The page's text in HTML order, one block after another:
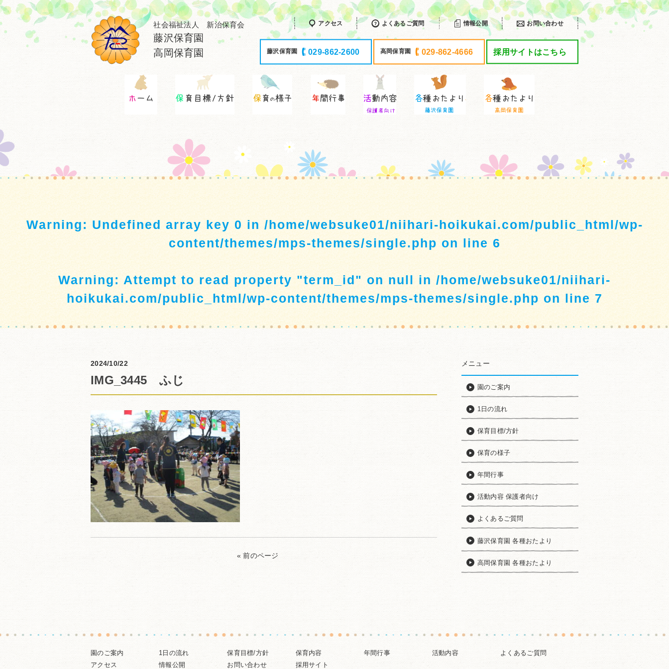
社会福祉法人 新治保育会
藤沢保育園
高岡保育園
アクセス よくあるご質問 情報公開 お問い合わせ
藤沢保育園 029-862-2600 高岡保育園 029-862-4666 採用サイトはこちら
Warning: Undefined array key 0 in/home/websuke01/niihari-hoikukai.com/public_html/wp-
content/themes/mps-themes/single.phpon line6
Warning: Attempt to read property "term_id" on null in/home/websuke01/niihari-
hoikukai.com/public_html/wp-content/themes/mps-themes/single.phpon line7
2024/10/22
IMG_3445 ふじ
« 前のページ
メニュー
園のご案内
1日の流れ
保育目標/方針
保育の様子
年間行事
活動内容 保護者向け
よくあるご質問
藤沢保育園 各種おたより
高岡保育園 各種おたより
園のご案内 1日の流れ 保育目標/方針 保育内容 年間行事 活動内容
よくあるご質問
アクセス
情報公開 お問い合わせ 採用サイト